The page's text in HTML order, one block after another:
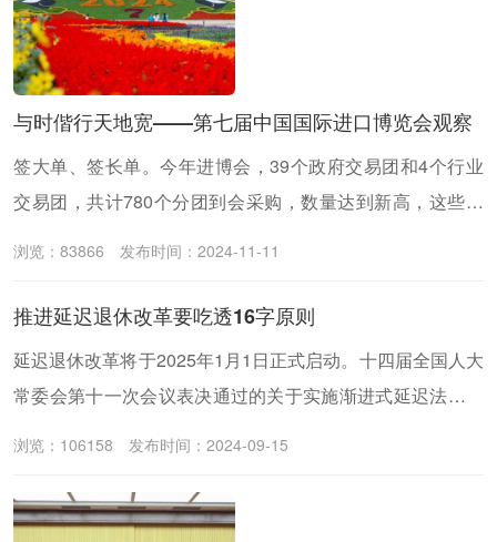
与时偕行天地宽——第七届中国国际进口博览会观察
签大单、签长单。今年进博会，39个政府交易团和4个行业
交易团，共计780个分团到会采购，数量达到新高，这些专
浏览：83866 发布时间：2024-11-11
推进延迟退休改革要吃透16字原则
延迟退休改革将于2025年1月1日正式启动。十四届全国人大
常委会第十一次会议表决通过的关于实施渐进式延迟法定退
浏览：106158 发布时间：2024-09-15